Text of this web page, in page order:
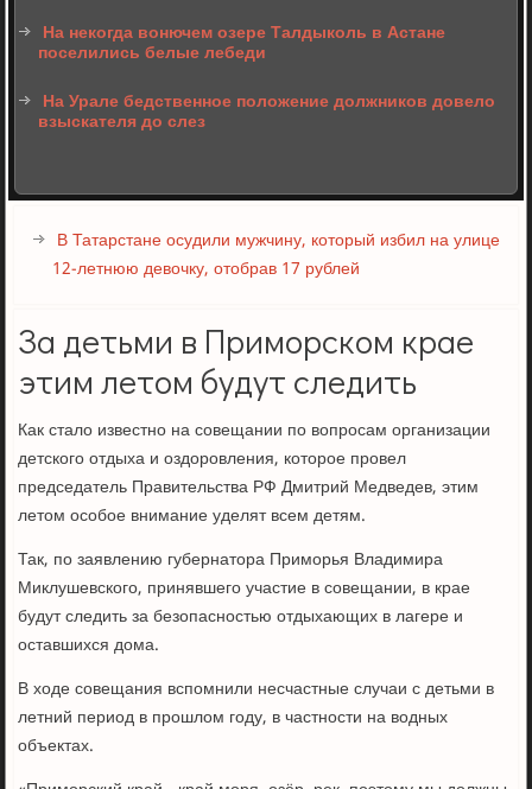
На некогда вонючем озере Талдыколь в Астане
поселились белые лебеди
На Урале бедственное положение должников довело
взыскателя до слез
В Татарстане осудили мужчину, который избил на улице
12-летнюю девочку, отобрав 17 рублей
За детьми в Приморском крае
этим летом будут следить
Как стало известно на совещании по вопросам организации
детского отдыха и оздоровления, которое провел
председатель Правительства РФ Дмитрий Медведев, этим
летом особое внимание уделят всем детям.
Так, по заявлению губернатора Приморья Владимира
Миклушевского, принявшего участие в совещании, в крае
будут следить за безопасностью отдыхающих в лагере и
оставшихся дома.
В ходе совещания вспомнили несчастные случаи с детьми в
летний период в прошлом году, в частности на водных
объектах.